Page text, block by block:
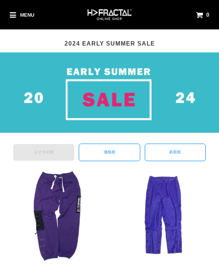
MENU 0
2024 EARLY SUMMER SALE
おすすめ順 価格順 新着順